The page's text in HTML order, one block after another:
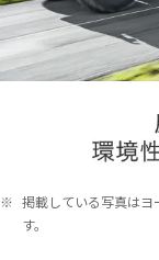
※ 掲載している写真はヨ
す。